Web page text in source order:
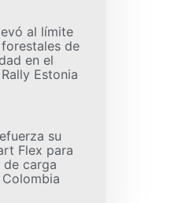
al límite
de
en el
Estonia
su
Flex para
carga